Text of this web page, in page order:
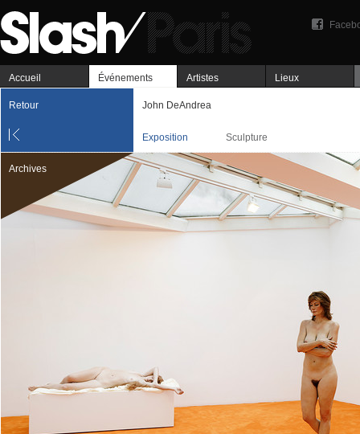
Accueil Événements Artistes Lieux
Retour John DeAndrea
Exposition Sculpture
Archives